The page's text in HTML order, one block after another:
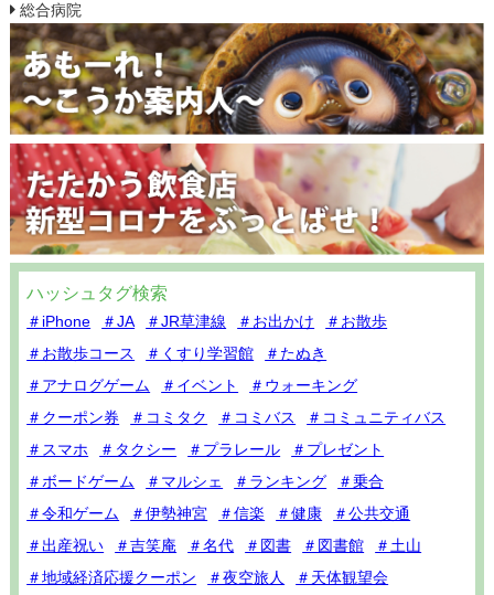
総合病院
ハッシュタグ検索
＃iPhone ＃JA ＃JR草津線 ＃お出かけ
＃お散歩
＃お散歩コース
＃くすり学習館
＃たぬき
＃アナログゲーム
＃イベント
＃ウォーキング
＃クーポン券
＃コミタク ＃コミバス
＃コミュニティバス
＃スマホ
＃タクシー ＃プラレール
＃プレゼント
＃ボードゲーム
＃マルシェ ＃ランキング
＃乗合
＃令和ゲーム
＃伊勢神宮 ＃信楽 ＃健康
＃公共交通
＃出産祝い
＃吉笑庵 ＃名代 ＃図書 ＃図書館
＃土山
＃地域経済応援クーポン
＃夜空旅人
＃天体観望会